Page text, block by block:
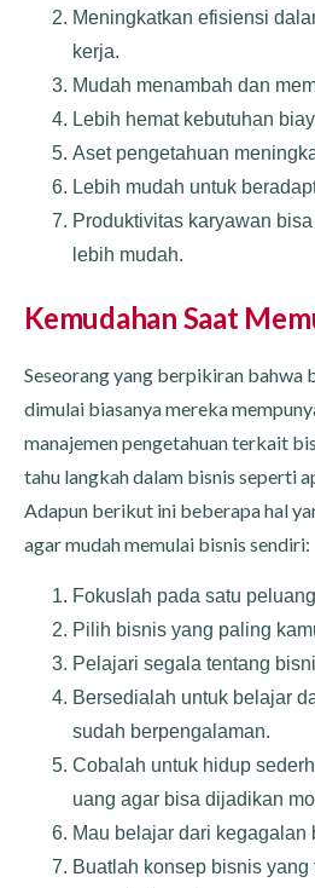
Meningkatkan efisiensi
kerja.
Mudah menambah dan
Lebih hemat kebutuhan
Aset pengetahuan
Lebih mudah untuk
Produktivitas karyawan
lebih mudah.
Kemudahan Saat
Seseorang yang berpikiran bahwa
dimulai biasanya mereka
manajemen pengetahuan terkait
tahu langkah dalam bisnis seperti
Adapun berikut ini beberapa hal
agar mudah memulai bisnis sendiri:
Fokuslah pada satu
Pilih bisnis yang paling
Pelajari segala tentang
Bersedialah untuk belajar
sudah berpengalaman.
Cobalah untuk hidup
uang agar bisa dijadikan
Mau belajar dari kegagalan
Buatlah konsep bisnis